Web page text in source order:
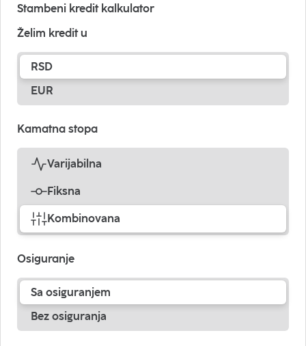
Stambeni kredit kalkulator
Želim kredit u
RSD
EUR
Kamatna stopa
Varijabilna
Fiksna
Kombinovana
Osiguranje
Sa osiguranjem
Bez osiguranja